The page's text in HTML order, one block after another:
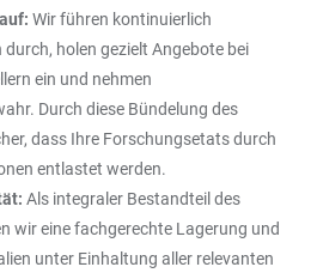
Wir führen kontinuierlich
holen gezielt Angebote bei
ein und nehmen
Durch diese Bündelung des
dass Ihre Forschungsetats durch
entlastet werden.
Als integraler Bestandteil des
wir eine fachgerechte Lagerung und
unter Einhaltung aller relevanten